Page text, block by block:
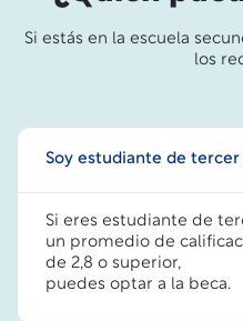
Si estás en la escuela
los
Soy estudiante de tercer
Si eres estudiante de
un promedio de
de 2,8 o superior,
puedes optar a la beca.